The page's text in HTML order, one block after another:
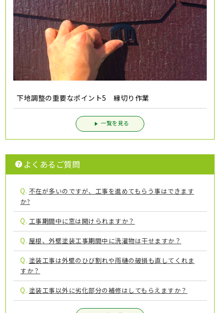
下地調整の重要なポイント5 縁切り作業
一覧を見る
よくあるご質問
Q. 不在が多いのですが、工事を進めてもらう事はできます
か?
Q. 工事期間中に窓は開けられますか？
Q. 屋根、外壁塗装工事期間中に洗濯物は干せますか？
Q. 塗装工事は外壁のひび割れや雨樋の破損も直してくれま
すか？
Q. 塗装工事以外に劣化部分の補修はしてもらえますか？